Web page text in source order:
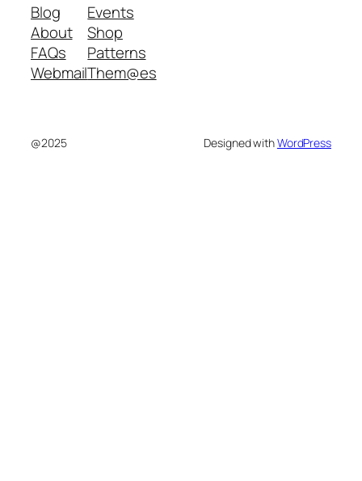
Blog
About
FAQs
Webmail
Events
Shop
Patterns
Them@es
@2025 Designed withWordPress